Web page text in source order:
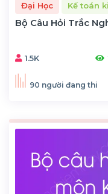
Đại Học Kế toán
Bộ Câu Hỏi Trắc
1.5K
90 người đang thi